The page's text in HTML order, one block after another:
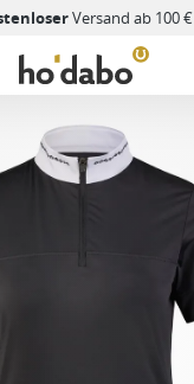
Versand ab 100 €